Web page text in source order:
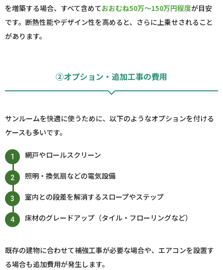
を増築する場合、すべて含めておおむね50万～150万円程度が目安
です。断熱性能やデザイン性を高めると、さらに上乗せされること
があります。
②オプション・追加工事の費用
サンルームを快適に使うために、以下のようなオプションを付ける
ケースも多いです。
網戸やロールスクリーン
照明・換気扇などの電気設備
室内との段差を解消するスロープやステップ
床材のグレードアップ（タイル・フローリングなど）
既存の建物に合わせて補強工事が必要な場合や、エアコンを設置す
る場合も追加費用が発生します。